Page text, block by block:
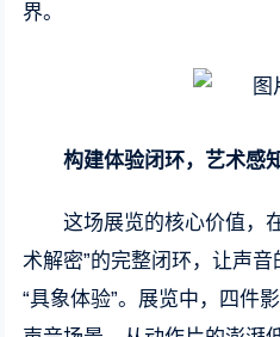
界。
构建体验闭环，艺术感
这场展览的核心价值，
术解密”的完整闭环，让声音
“具象体验”。展览中，四件